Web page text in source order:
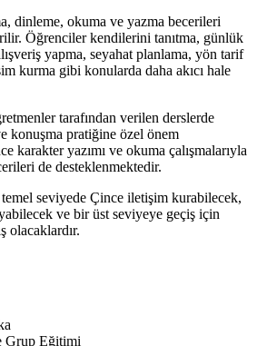
dinleme, okuma ve yazma becerileri
Öğrenciler kendilerini tanıtma, günlük
yapma, seyahat planlama, yön tarif
kurma gibi konularda daha akıcı hale
tarafından verilen derslerde
konuşma pratiğine özel önem
karakter yazımı ve okuma çalışmalarıyla
de desteklenmektedir.
seviyede Çince iletişim kurabilecek,
ve bir üst seviyeye geçiş için
olacaklardır.
Grup Eğitimi